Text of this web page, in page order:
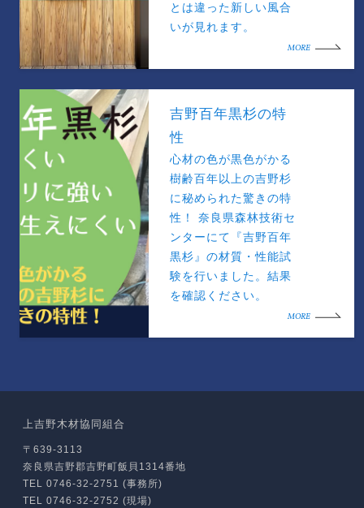
とは違った新しい風合
いが見れます。
MORE
吉野百年黒杉の特
性
心材の色が黒色がかる
樹齢百年以上の吉野杉
に秘められた驚きの特
性！ 奈良県森林技術セ
ンターにて『吉野百年
黒杉』の材質・性能試
験を行いました。結果
を確認ください。
MORE
上吉野木材協同組合
〒639-3113
奈良県吉野郡吉野町飯貝1314番地
TEL 0746-32-2751 (事務所)
TEL 0746-32-2752 (現場)